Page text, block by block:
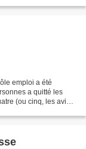
emploi a été
a quitté les
(ou cinq, les avis